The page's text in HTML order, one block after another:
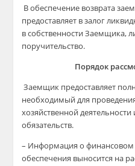
В обеспечение возврата
предоставляет в залог
в собственности Заемщика,
поручительство.
Порядок
Заемщик предоставляет
необходимый для
хозяйственной
обязательств.
– Информация о
обеспечения выносится на